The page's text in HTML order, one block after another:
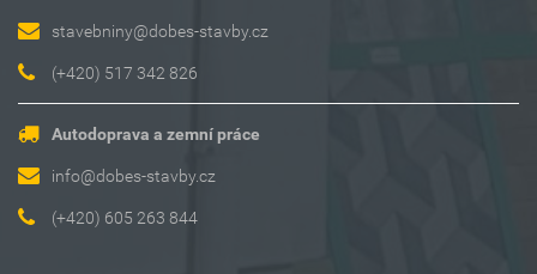
stavebniny@dobes-stavby.cz
(+420) 517 342 826
Autodoprava a zemní práce
info@dobes-stavby.cz
(+420) 605 263 844